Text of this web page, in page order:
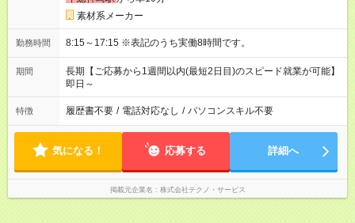
素材系メーカー
勤務時間 8:15～17:15 ※表記のうち実働8時間です。
期間
長期【ご応募から1週間以内(最短2日目)のスピード就業が可能】
即日～
特徴 履歴書不要 / 電話対応なし / パソコンスキル不要
気になる！ 応募する 詳細へ
掲載元企業名 株式会社テクノ・サービス